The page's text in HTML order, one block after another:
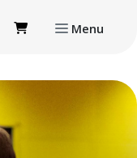
Menu